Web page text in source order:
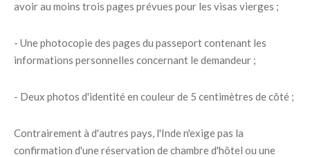
avoir au moins trois pages prévues pour les visas vierges ;
- Une photocopie des pages du passeport contenant les
informations personnelles concernant le demandeur ;
- Deux photos d'identité en couleur de 5 centimètres de côté ;
Contrairement à d'autres pays, l'Inde n'exige pas la
confirmation d'une réservation de chambre d'hôtel ou une